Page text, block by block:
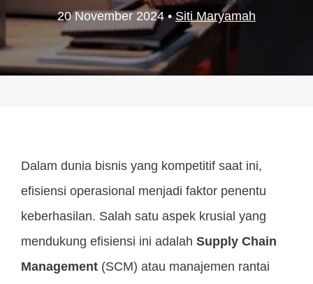
20 November 2024•Siti Maryamah
Dalam dunia bisnis yang kompetitif saat ini,
efisiensi operasional menjadi faktor penentu
keberhasilan. Salah satu aspek krusial yang
mendukung efisiensi ini adalah Supply Chain
Management (SCM) atau manajemen rantai